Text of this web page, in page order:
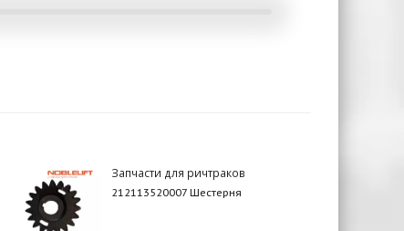
Запчасти для ричтраков
212113520007 Шестерня